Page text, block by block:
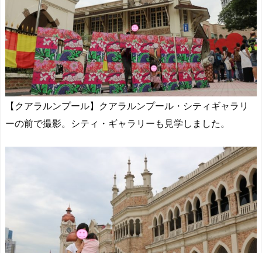
【クアラルンプール】クアラルンプール・シティギャラリ
ーの前で撮影。シティ・ギャラリーも見学しました。